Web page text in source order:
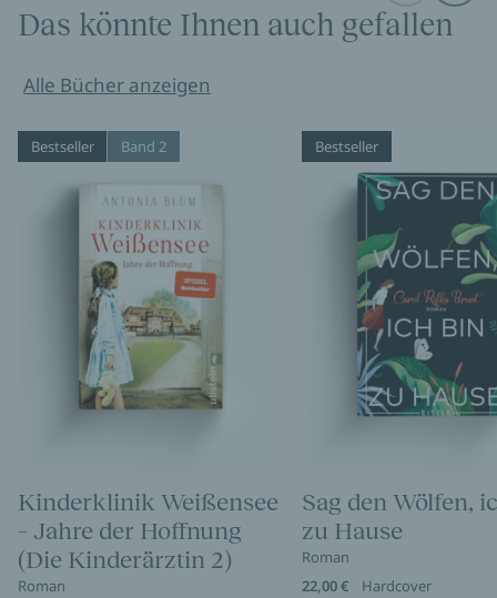
Das könnte Ihnen auch gefallen
Alle Bücher anzeigen
Bestseller Band 2
Kinderklinik Weißensee
– Jahre der Hoffnung
(Die Kinderärztin 2)
Roman
Bestseller
Sag den Wölfen,
zu Hause
Roman
22,00 €
Hardcover